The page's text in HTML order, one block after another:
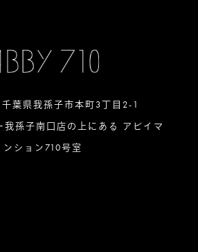
千葉県我孫子市本町3丁目2-1
我孫子南口店の上にある アビイマ
ンション710号室